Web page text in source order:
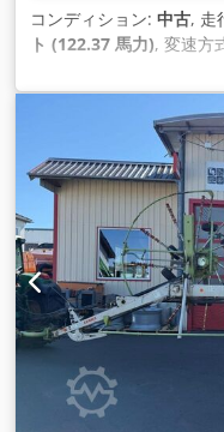
コンディション: 中古, 走
ト (122.37 馬力), 変速方
kg（キログラム）, 最大
6,150,000 mm, 座席
46,800
2,850 mm,